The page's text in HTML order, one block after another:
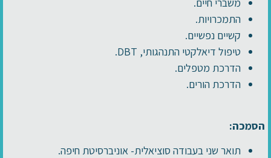
משברי חיים.
התמכרויות.
קשיים נפשיים.
טיפול דיאלקטי התנהגותי, DBT.
הדרכת מטפלים.
הדרכת הורים.
הסמכה:
תואר שני בעבודה סוציאלית- אוניברסיטת חיפה.